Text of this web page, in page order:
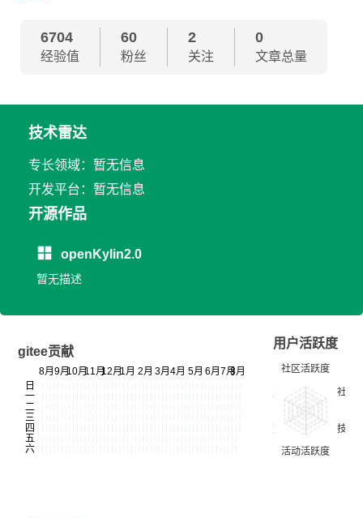
6704
经验值
60
粉丝
2
关注
0
文章总量
技术雷达
专长领域：暂无信息
开发平台：暂无信息
开源作品
openKylin2.0
暂无描述
gitee贡献
用户活跃度